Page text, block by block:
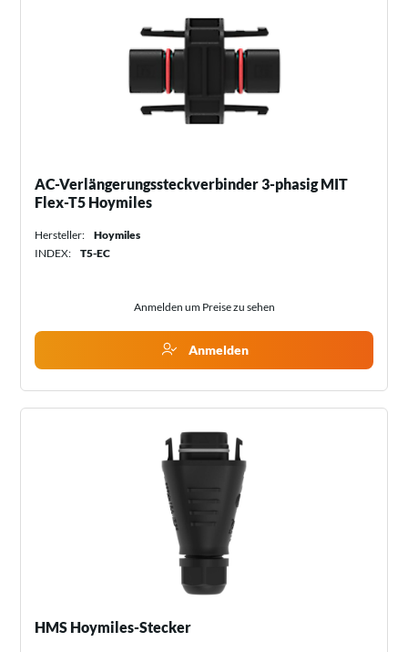
AC-Verlängerungssteckverbinder 3-phasig MIT
Flex-T5 Hoymiles
Hersteller:
Hoymiles
INDEX:
T5-EC
Anmelden um Preise zu sehen
Anmelden
HMS Hoymiles-Stecker